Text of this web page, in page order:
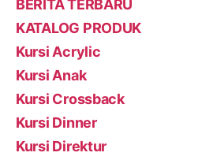
BERITA TERBARU
KATALOG PRODUK
Kursi Acrylic
Kursi Anak
Kursi Crossback
Kursi Dinner
Kursi Direktur